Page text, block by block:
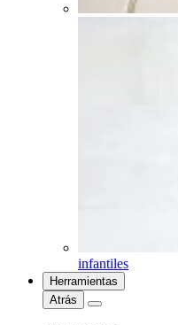
infantiles
Herramientas
Atrás